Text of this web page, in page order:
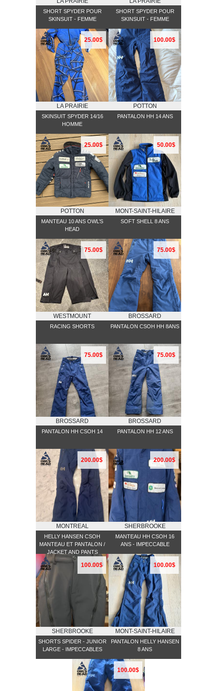
SHORT SPYDER POUR
SKINSUIT - FEMME
SHORT SPYDER POUR
SKINSUIT - FEMME
25.00$
LA PRAIRIE
SKINSUIT SPYDER 14/16
HOMME
100.00$
POTTON
PANTALON HH 14 ANS
25.00$
POTTON
MANTEAU 10 ANS OWL’S
HEAD
50.00$
MONT-SAINT-HILAIRE
SOFT SHELL 8 ANS
75.00$
WESTMOUNT
RACING SHORTS
75.00$
BROSSARD
PANTALON CSOH HH 8ANS
75.00$
BROSSARD
PANTALON HH CSOH 14
75.00$
BROSSARD
PANTALON HH 12 ANS
200.00$
MONTREAL
HELLY HANSEN CSOH
MANTEAU ET PANTALON /
JACKET AND PANTS
200.00$
SHERBROOKE
MANTEAU HH CSOH 16
ANS - IMPECCABLE
100.00$
SHERBROOKE
SHORTS SPIDER - JUNIOR
LARGE - IMPECCABLES
100.00$
MONT-SAINT-HILAIRE
PANTALON HELLY HANSEN
8 ANS
100.00$